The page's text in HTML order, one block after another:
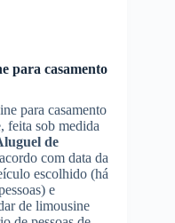
para casamento
para casamento
feita sob medida
de
com data da
escolhido (há
e
de limousine